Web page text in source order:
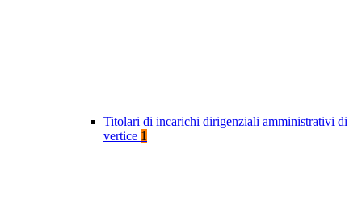
Titolari di incarichi dirigenziali amministrativi di
vertice 1